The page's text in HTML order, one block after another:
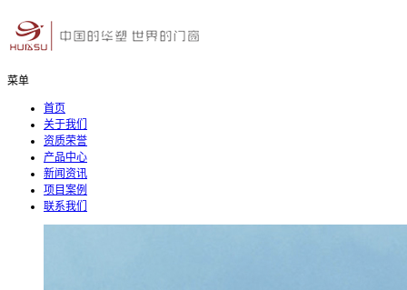
菜单
首页
关于我们
资质荣誉
产品中心
新闻资讯
项目案例
联系我们